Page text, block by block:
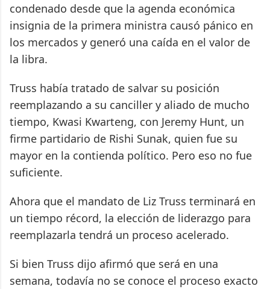
condenado desde que la agenda económica
insignia de la primera ministra causó pánico en
los mercados y generó una caída en el valor de
la libra.
Truss había tratado de salvar su posición
reemplazando a su canciller y aliado de mucho
tiempo, Kwasi Kwarteng, con Jeremy Hunt, un
firme partidario de Rishi Sunak, quien fue su
mayor en la contienda político. Pero eso no fue
suficiente.
Ahora que el mandato de Liz Truss terminará en
un tiempo récord, la elección de liderazgo para
reemplazarla tendrá un proceso acelerado.
Si bien Truss dijo afirmó que será en una
semana, todavía no se conoce el proceso exacto